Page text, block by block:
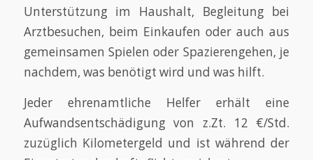
Unterstützung im Haushalt, Begleitung bei
Arztbesuchen, beim Einkaufen oder auch aus
gemeinsamen Spielen oder Spazierengehen, je
nachdem, was benötigt wird und was hilft.
Jeder ehrenamtliche Helfer erhält eine
Aufwandsentschädigung von z.Zt. 12 €/Std.
zuzüglich Kilometergeld und ist während der